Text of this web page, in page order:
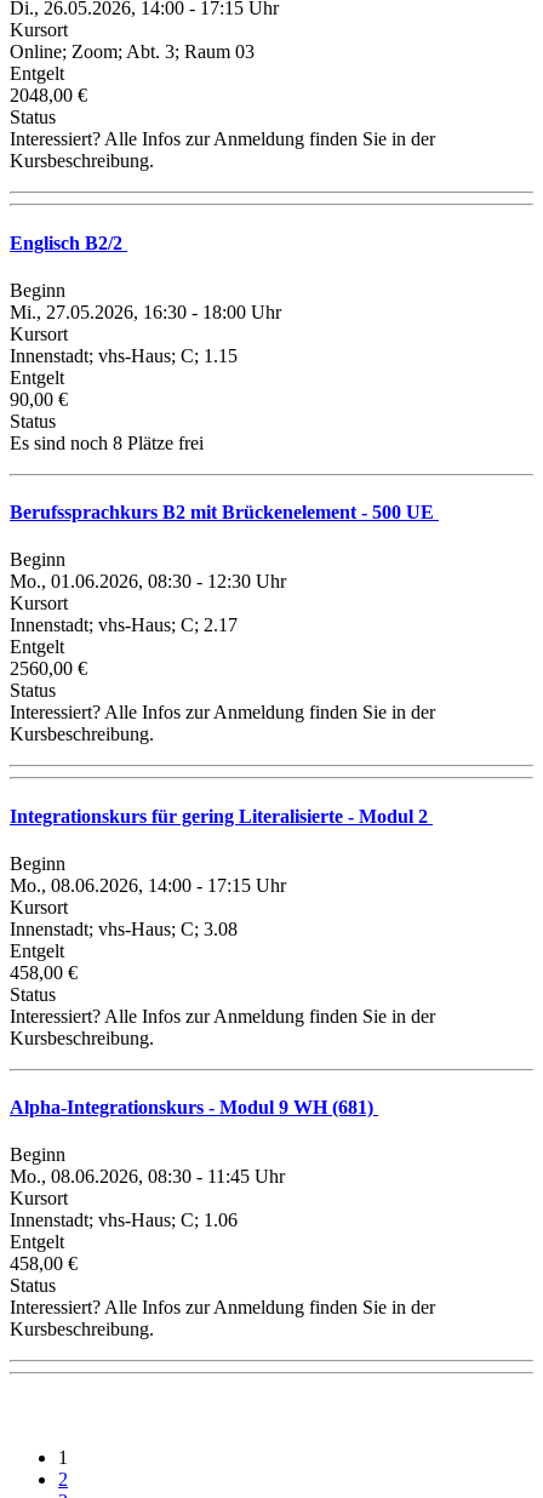
Di., 26.05.2026, 14:00 - 17:15 Uhr
Kursort
Online; Zoom; Abt. 3; Raum 03
Entgelt
2048,00 €
Status
Interessiert? Alle Infos zur Anmeldung finden Sie in der
Kursbeschreibung.
Englisch B2/2
Beginn
Mi., 27.05.2026, 16:30 - 18:00 Uhr
Kursort
Innenstadt; vhs-Haus; C; 1.15
Entgelt
90,00 €
Status
Es sind noch 8 Plätze frei
Berufssprachkurs B2 mit Brückenelement - 500 UE
Beginn
Mo., 01.06.2026, 08:30 - 12:30 Uhr
Kursort
Innenstadt; vhs-Haus; C; 2.17
Entgelt
2560,00 €
Status
Interessiert? Alle Infos zur Anmeldung finden Sie in der
Kursbeschreibung.
Integrationskurs für gering Literalisierte - Modul 2
Beginn
Mo., 08.06.2026, 14:00 - 17:15 Uhr
Kursort
Innenstadt; vhs-Haus; C; 3.08
Entgelt
458,00 €
Status
Interessiert? Alle Infos zur Anmeldung finden Sie in der
Kursbeschreibung.
Alpha-Integrationskurs - Modul 9 WH (681)
Beginn
Mo., 08.06.2026, 08:30 - 11:45 Uhr
Kursort
Innenstadt; vhs-Haus; C; 1.06
Entgelt
458,00 €
Status
Interessiert? Alle Infos zur Anmeldung finden Sie in der
Kursbeschreibung.
1
2